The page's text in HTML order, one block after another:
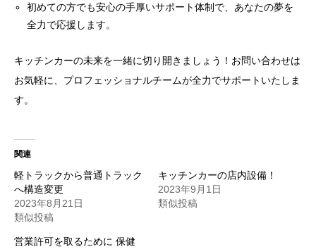
初めての方でも安心の手厚いサポート体制で、あなたの夢を
全力で応援します。
キッチンカーの未来を一緒に切り開きましょう！お問い合わせは
お気軽に、プロフェッショナルチームが全力でサポートいたしま
す。
関連
軽トラックから普通トラック
へ構造変更
2023年8月21日
類似投稿
キッチンカーの店内設備！
2023年9月1日
類似投稿
営業許可を取るために 保健